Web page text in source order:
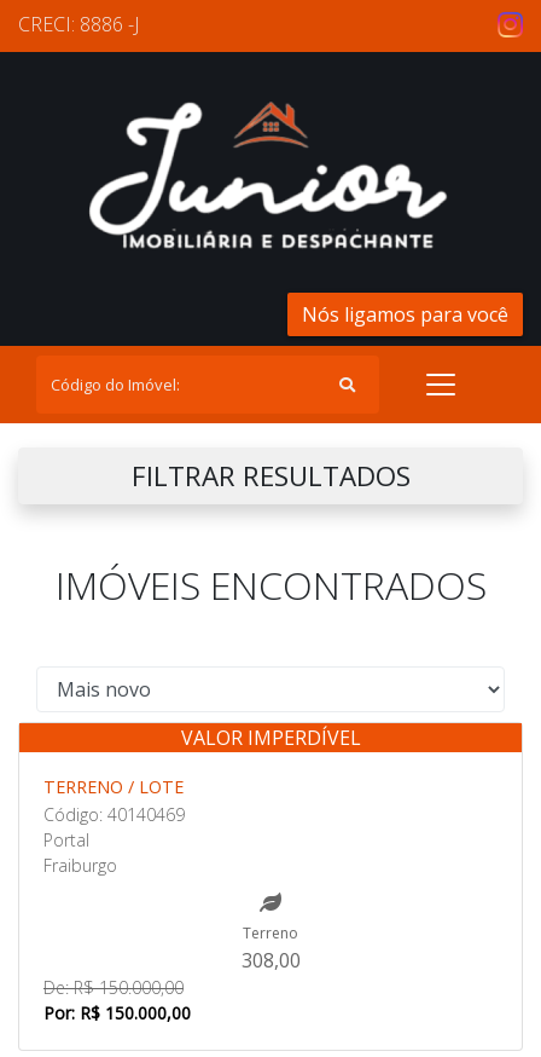
CRECI: 8886 -J
Nós ligamos para você
FILTRAR RESULTADOS
IMÓVEIS ENCONTRADOS
Venda
VALOR IMPERDÍVEL
TERRENO / LOTE
Código: 40140469
Portal
Fraiburgo
Terreno
308,00
De: R$ 150.000,00
Por: R$ 150.000,00